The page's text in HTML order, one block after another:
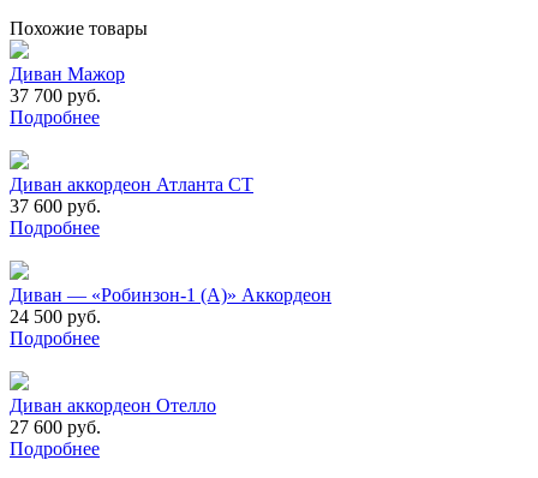
Похожие товары
Диван Мажор
37 700 руб.
Подробнее
Диван аккордеон Атланта СТ
37 600 руб.
Подробнее
Диван — «Робинзон-1 (А)» Аккордеон
24 500 руб.
Подробнее
Диван аккордеон Отелло
27 600 руб.
Подробнее